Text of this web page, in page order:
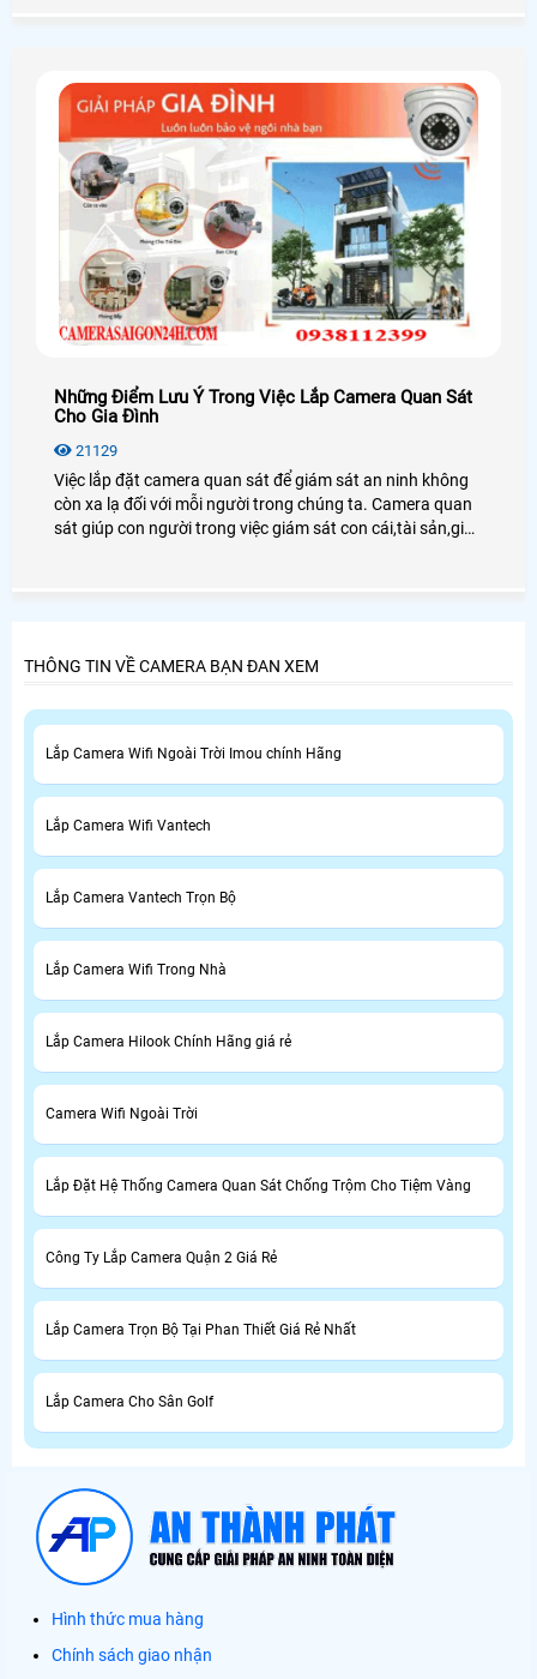
Những Điểm Lưu Ý Trong Việc Lắp Camera Quan Sát
Cho Gia Đình
21129
Việc lắp đặt camera quan sát để giám sát an ninh không
còn xa lạ đối với mỗi người trong chúng ta. Camera quan
sát giúp con người trong việc giám sát con cái,tài sản,giúp
THÔNG TIN VỀ CAMERA BẠN ĐAN XEM
Lắp Camera Wifi Ngoài Trời Imou chính Hãng
Lắp Camera Wifi Vantech
Lắp Camera Vantech Trọn Bộ
Lắp Camera Wifi Trong Nhà
Lắp Camera Hilook Chính Hãng giá rẻ
Camera Wifi Ngoài Trời
Lắp Đặt Hệ Thống Camera Quan Sát Chống Trộm Cho Tiệm Vàng
Công Ty Lắp Camera Quận 2 Giá Rẻ
Lắp Camera Trọn Bộ Tại Phan Thiết Giá Rẻ Nhất
Lắp Camera Cho Sân Golf
Hình thức mua hàng
Chính sách giao nhận